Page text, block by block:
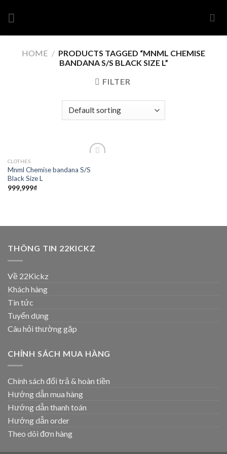
HOME / PRODUCTS TAGGED “MNML CHEMISE
BANDANA S/S BLACK SIZE L”
FILTER
wishlist
CLOTHES
Mnml Chemise bandana S/S
Black Size L
999,999₫
THÔNG TIN 22KICKZ
Về 22Kickz
Khách hàng
Tin tức
Tuyển dụng
Câu hỏi thường gặp
CHÍNH SÁCH MUA HÀNG
Chính sách đổi trả & hoàn tiền
Hướng dẫn mua hàng
Hướng dẫn thanh toán
Hướng dẫn order
Theo dõi đơn hàng